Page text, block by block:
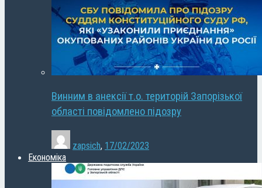
Винним в анексії т.о. територій Запорізької
області повідомлено підозру
zapsich, 17/02/2023
Економіка